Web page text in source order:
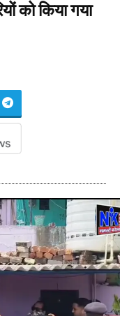
को किया गया